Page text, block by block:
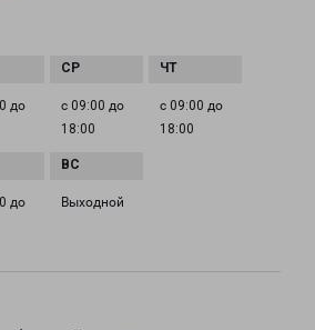
до
с 09:00 до
18:00
с 09:00 до
18:00
до
Выходной